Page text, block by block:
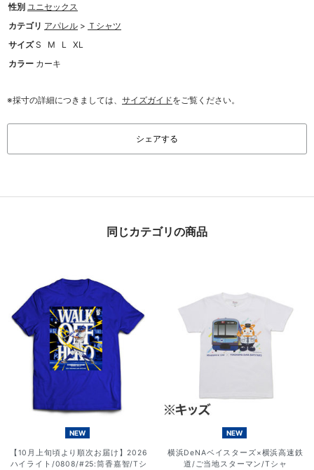
性別 ユニセックス
カテゴリ アパレル > Ｔシャツ
サイズ S M L XL
カラー カーキ
※採寸の詳細につきましては、 サイズガイドをご覧ください。
シェアする
同じカテゴリの商品
NEW
【10月上旬頃より順次お届け】2026
ハイライト/0808/#25:筒香嘉智/Tシ
NEW
横浜DeNAベイスターズ×横浜高速鉄
道/ご当地スターマン/Tシャ